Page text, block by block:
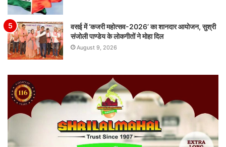
वसई में ‘कजरी महोत्सव-2026’ का शानदार आयोजन, सुश्री
संजोली पाण्डेय के लोकगीतों ने मोहा दिल
August 9, 2026